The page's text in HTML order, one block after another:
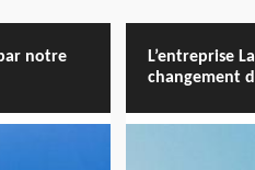
notre
L’entreprise
changement